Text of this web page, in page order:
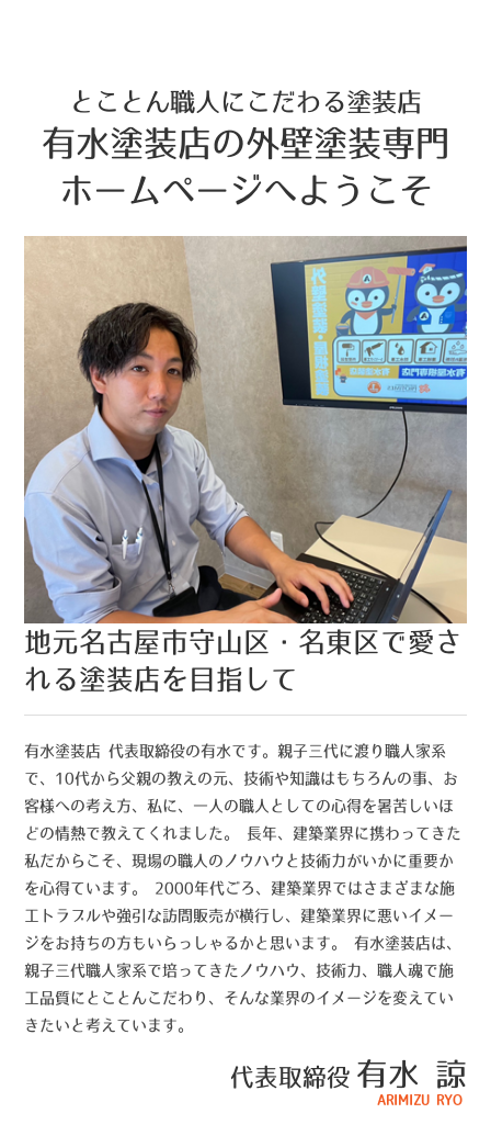
とことん職人にこだわる塗装店
有水塗装店の外壁塗装専門
ホームページへようこそ
地元名古屋市守山区・名東区で愛さ
れる塗装店を目指して
有水塗装店 代表取締役の有水です。親子三代に渡り職人家系
で、10代から父親の教えの元、技術や知識はもちろんの事、お
客様への考え方、私に、一人の職人としての心得を暑苦しいほ
どの情熱で教えてくれました。 長年、建築業界に携わってきた
私だからこそ、現場の職人のノウハウと技術力がいかに重要か
を心得ています。 2000年代ごろ、建築業界ではさまざまな施
工トラブルや強引な訪問販売が横行し、建築業界に悪いイメー
ジをお持ちの方もいらっしゃるかと思います。 有水塗装店は、
親子三代職人家系で培ってきたノウハウ、技術力、職人魂で施
工品質にとことんこだわり、そんな業界のイメージを変えてい
きたいと考えています。
代表取締役 有水 諒
ARIMIZU RYO